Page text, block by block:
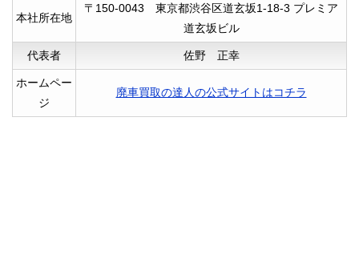
40代男性
本社所在地
〒150-0043 東京都渋谷区道玄坂1-18-3 プレミア
道玄坂ビル
代表者 佐野 正幸
ホームペー
ジ
廃車買取の達人の公式サイトはコチラ